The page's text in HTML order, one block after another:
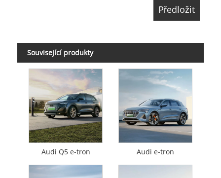
Související produkty
Audi Q5 e-tron Audi e-tron